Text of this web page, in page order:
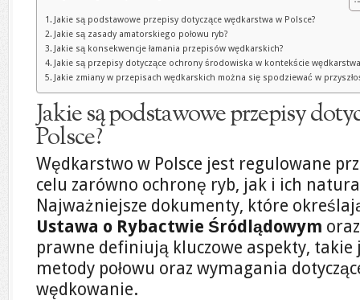
Jakie są podstawowe przepisy dotyczące wędkarstwa w Polsce?
Jakie są zasady amatorskiego połowu ryb?
Jakie są konsekwencje łamania przepisów wędkarskich?
Jakie są przepisy dotyczące ochrony środowiska w kontekście
Jakie zmiany w przepisach wędkarskich można się spodziewać w
Jakie są podstawowe przepisy
Polsce?
Wędkarstwo w Polsce jest regulowane
celu zarówno ochronę ryb, jak i ich
Najważniejsze dokumenty, które
Ustawa o Rybactwie Śródlądowym
prawne definiują kluczowe aspekty, takie
metody połowu oraz wymagania
wędkowanie.